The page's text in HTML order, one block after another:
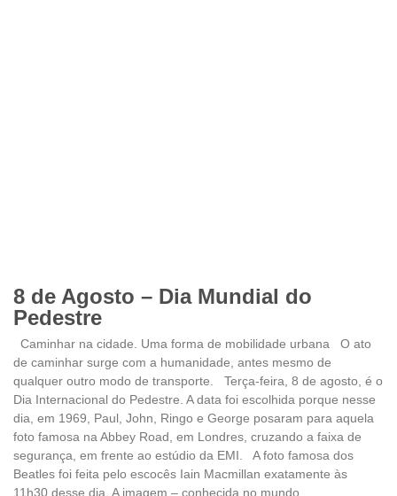
8 de Agosto – Dia Mundial do
Pedestre
Caminhar na cidade. Uma forma de mobilidade urbana O ato
de caminhar surge com a humanidade, antes mesmo de
qualquer outro modo de transporte. Terça-feira, 8 de agosto, é o
Dia Internacional do Pedestre. A data foi escolhida porque nesse
dia, em 1969, Paul, John, Ringo e George posaram para aquela
foto famosa na Abbey Road, em Londres, cruzando a faixa de
segurança, em frente ao estúdio da EMI. A foto famosa dos
Beatles foi feita pelo escocês Iain Macmillan exatamente às
11h30 desse dia. A imagem – conhecida no mundo